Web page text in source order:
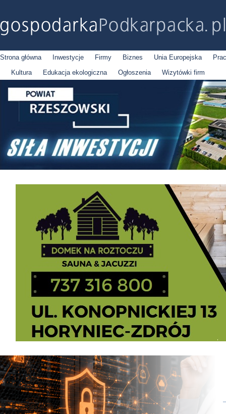
Strona główna Inwestycje Firmy Biznes Unia Europejska
Kultura
Edukacja ekologiczna Ogłoszenia Wizytówki firm